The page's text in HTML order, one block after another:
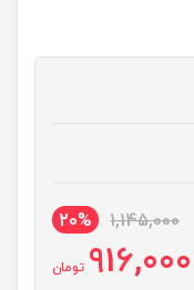
1,145,000
20%
916,000 تومان